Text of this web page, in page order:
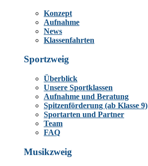
Konzept
Aufnahme
News
Klassenfahrten
Sportzweig
Überblick
Unsere Sportklassen
Aufnahme und Beratung
Spitzenförderung (ab Klasse 9)
Sportarten und Partner
Team
FAQ
Musikzweig